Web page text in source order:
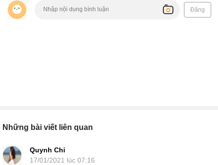
Đăng
Những bài viết liên quan
Quynh Chi
17/01/2021 lúc 07:16